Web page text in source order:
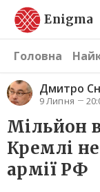
Enigma
Головна
Дмитро
9 Липня
Мільйон
Кремлі
армії РФ